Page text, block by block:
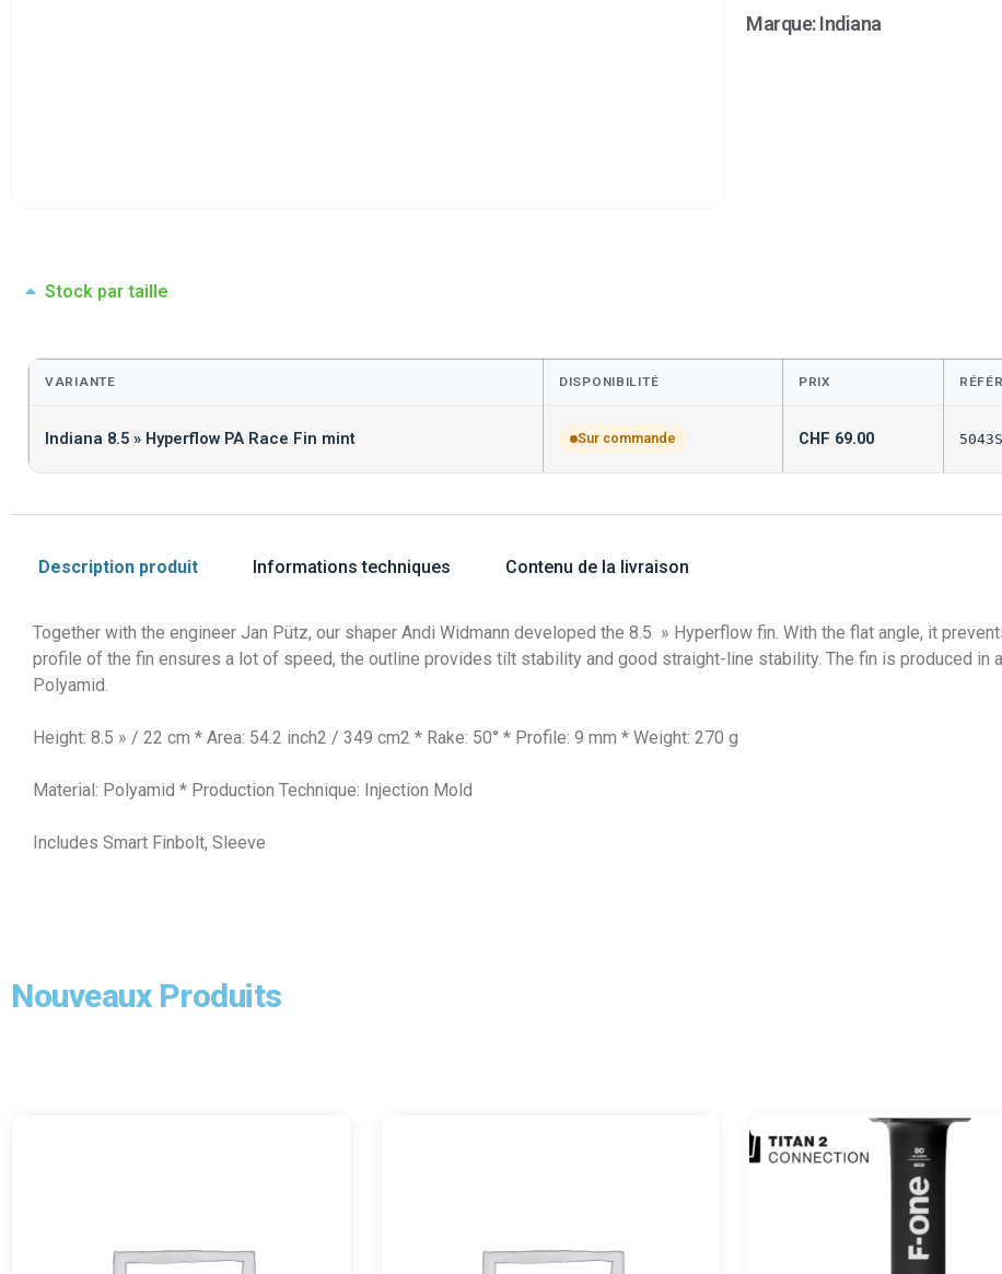
Marque:Indiana
Stock par taille
VARIANTE DISPONIBILITÉ PRIX
Indiana 8.5 » Hyperflow PA Race Fin mint Sur commande CHF 69.00
Description produit Informations techniques Contenu de la livraison
Together with the engineer Jan Pütz, our shaper Andi Widmann developed the 8.5 » Hyperflow fin. With the flat angle, it
profile of the fin ensures a lot of speed, the outline provides tilt stability and good straight-line stability. The fin is produced in
Polyamid.
Height: 8.5 » / 22 cm * Area: 54.2 inch2 / 349 cm2 * Rake: 50° * Profile: 9 mm * Weight: 270 g
Material: Polyamid * Production Technique: Injection Mold
Includes Smart Finbolt, Sleeve
Nouveaux Produits